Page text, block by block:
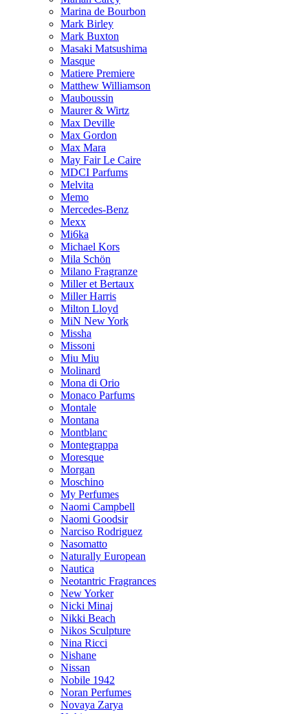
Marina de Bourbon
Mark Birley
Mark Buxton
Masaki Matsushima
Masque
Matiere Premiere
Matthew Williamson
Mauboussin
Maurer & Wirtz
Max Deville
Max Gordon
Max Mara
May Fair Le Caire
MDCI Parfums
Melvita
Memo
Mercedes-Benz
Mexx
Mi6ka
Michael Kors
Mila Schön
Milano Fragranze
Miller et Bertaux
Miller Harris
Milton Lloyd
MiN New York
Missha
Missoni
Miu Miu
Molinard
Mona di Orio
Monaco Parfums
Montale
Montana
Montblanc
Montegrappa
Moresque
Morgan
Moschino
My Perfumes
Naomi Campbell
Naomi Goodsir
Narciso Rodriguez
Nasomatto
Naturally European
Nautica
Neotantric Fragrances
New Yorker
Nicki Minaj
Nikki Beach
Nikos Sculpture
Nina Ricci
Nishane
Nissan
Nobile 1942
Noran Perfumes
Novaya Zarya